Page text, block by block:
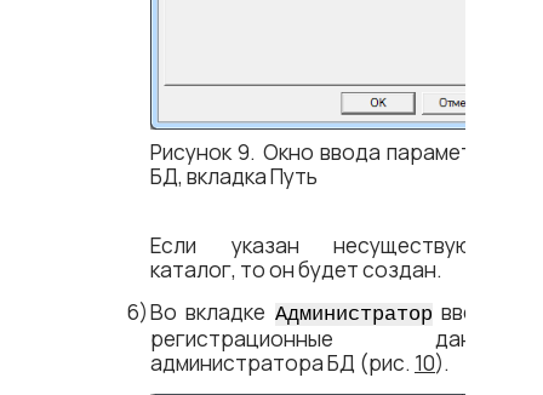
Рисунок 9. Окно ввода параметров
БД, вкладка Путь
Если указан несуществующий
каталог, то он будет создан.
Во вкладке Администраторввести
регистрационные данные
администратора БД (рис. 10).